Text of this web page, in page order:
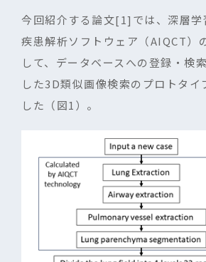
今回紹介する論文[1] では、深層
疾患解析ソフトウェア（AIQCT）
して、データベースへの登録・検
した3D類似画像検索のプロトタイ
した（図1 ）。